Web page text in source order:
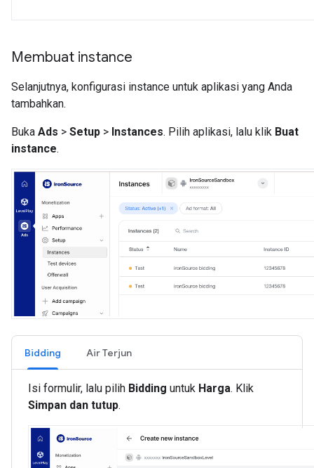
Membuat instance
Selanjutnya, konfigurasi instance untuk aplikasi yang Anda
tambahkan.
Buka Ads > Setup > Instances. Pilih aplikasi, lalu klik Buat
instance.
Bidding Air Terjun
Isi formulir, lalu pilih Bidding untuk Harga. Klik
Simpan dan tutup.